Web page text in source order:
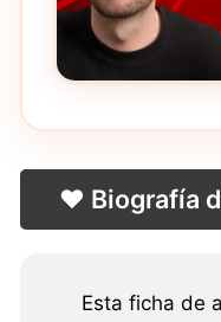
❤️ Biografía
Esta ficha de